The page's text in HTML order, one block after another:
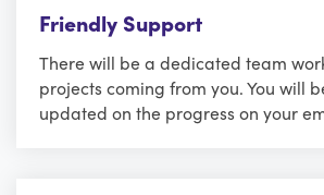
Friendly Support
There will be a dedicated team
projects coming from you. You will
updated on the progress on your